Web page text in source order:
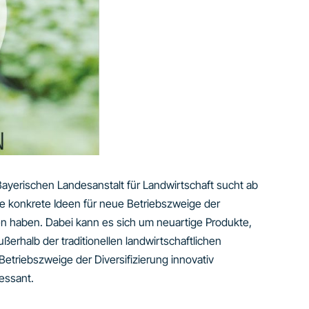
Landesanstalt für Landwirtschaft sucht ab
konkrete Ideen für neue Betriebszweige der
haben. Dabei kann es sich um neuartige Produkte,
der traditionellen landwirtschaftlichen
der Diversifizierung innovativ